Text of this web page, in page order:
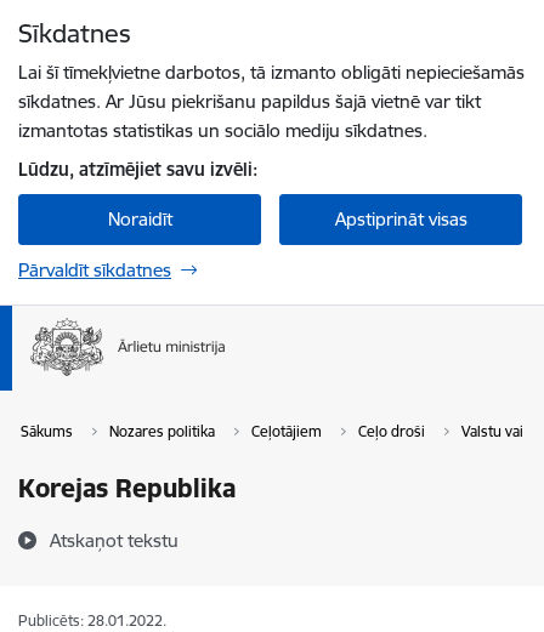
Sīkdatnes
Lai šī tīmekļvietne darbotos, tā izmanto obligāti nepieciešamās
sīkdatnes. Ar Jūsu piekrišanu papildus šajā vietnē var tikt
izmantotas statistikas un sociālo mediju sīkdatnes.
Lūdzu, atzīmējiet savu izvēli:
Noraidīt Apstiprināt visas
Pārvaldīt sīkdatnes
Sākums Nozares politika Ceļotājiem Ceļo droši Valstu vai
Korejas Republika
Atskaņot tekstu
Publicēts: 28.01.2022.